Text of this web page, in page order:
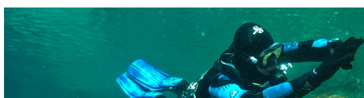
Das Sidemount-Forum ist auf ein neues
https://www.sidemount-forum.comerreichbar.
Das alte Forum hier existiert nur aufgrund der